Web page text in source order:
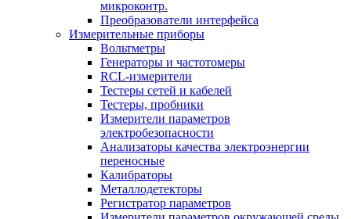
микроконтр.
Преобразователи интерфейса
Измерительные приборы
Вольтметры
Генераторы и частотомеры
RCL-измерители
Тестеры сетей и кабелей
Тестеры, пробники
Измерители параметров
электробезопасности
Анализаторы качества электроэнергии
переносные
Калибраторы
Металлодетекторы
Регистратор параметров